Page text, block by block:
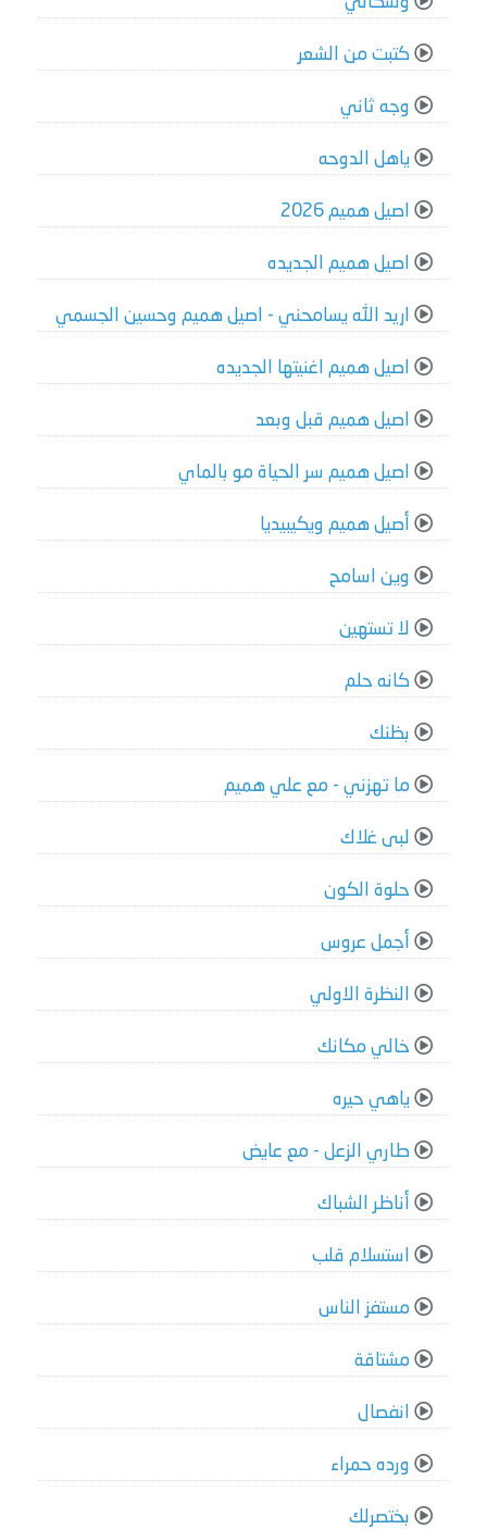
كتبت من الشعر
وجه ثاني
ياهل الدوحه
اصيل هميم 2026
اصيل هميم الجديده
اريد الله يسامحني - اصيل هميم وحسين الجسمي
اصيل هميم اغنيتها الجديده
اصيل هميم قبل وبعد
اصيل هميم سر الحياة مو بالماي
أصيل هميم ويكيبيديا
وين اسامح
لا تستهين
كانه حلم
بظنك
ما تهزني - مع علي هميم
لبى غلاك
حلوة الكون
أجمل عروس
النظرة الاولي
خالي مكانك
ياهي حيره
طاري الزعل - مع عايض
أناظر الشباك
استسلام قلب
مستفز الناس
مشتاقة
انفصال
ورده حمراء
بختصرلك